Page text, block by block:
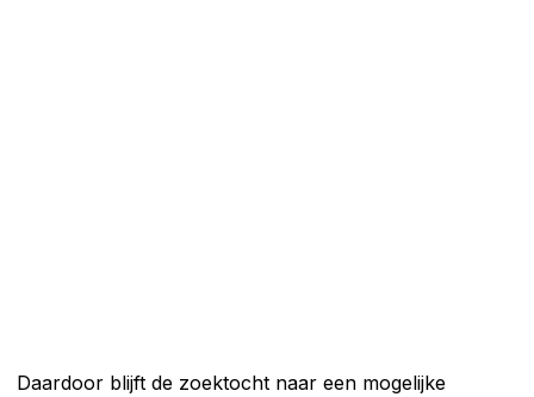
Daardoor blijft de zoektocht naar een mogelijke